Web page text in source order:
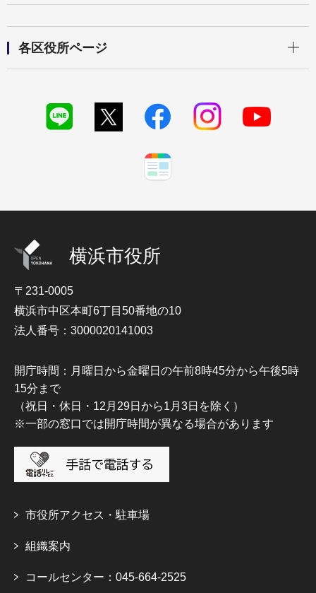
各区役所ページ
横浜市役所
〒231-0005
横浜市中区本町6丁目50番地の10
法人番号：3000020141003
開庁時間：月曜日から金曜日の午前8時45分から午後5時
15分まで
（祝日・休日・12月29日から1月3日を除く）
※一部の窓口では開庁時間が異なる場合があります
市役所アクセス・駐車場
組織案内
コールセンター：045-664-2525